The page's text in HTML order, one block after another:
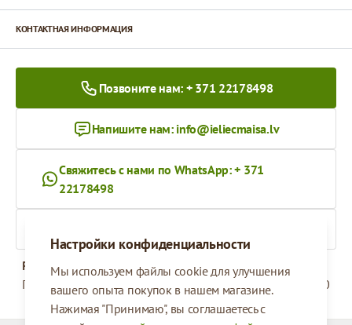
Настройки конфиденциальности
Мы используем файлы cookie для улучшения
вашего опыта покупок в нашем магазине.
Нажимая "Принимаю", вы соглашаетесь с
КОНТАКТНАЯ ИНФОРМАЦИЯ
Позвоните нам: + 371 22178498
Напишите нам: info@ieliecmaisa.lv
Свяжитесь с нами по WhatsApp: + 371
22178498
Рабочее время
Понедельник - Пятница
09:00 - 17:00